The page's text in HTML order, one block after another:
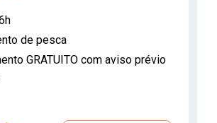
de pesca
GRATUITO com aviso prévio